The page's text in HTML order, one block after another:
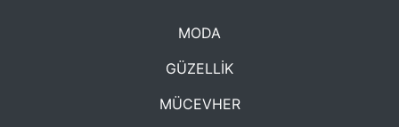
MODA
GÜZELLİK
MÜCEVHER